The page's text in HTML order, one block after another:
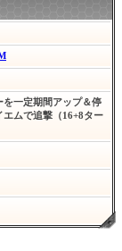
を一定期間アップ＆停
ムで追撃（16+8ター